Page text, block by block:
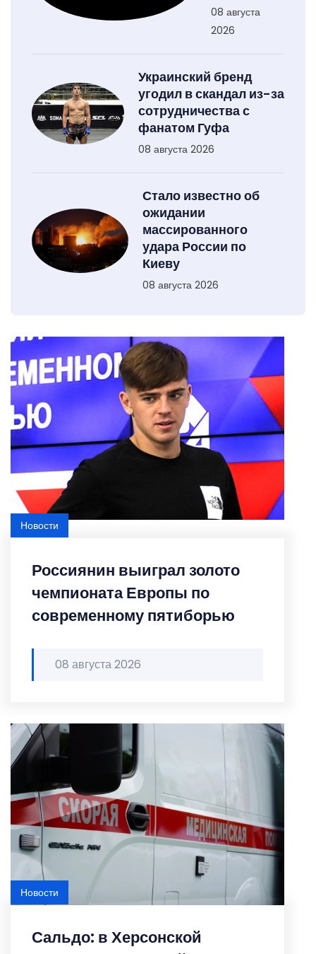
08 августа
2026
Украинский бренд
угодил в скандал из-за
сотрудничества с
фанатом Гуфа
08 августа 2026
Стало известно об
ожидании
массированного
удара России по
Киеву
08 августа 2026
Featured
Россиянин выиграл золото
чемпионата Европы по
современному пятиборью
08 августа 2026
Новости
Сальдо: в Херсонской
Новости